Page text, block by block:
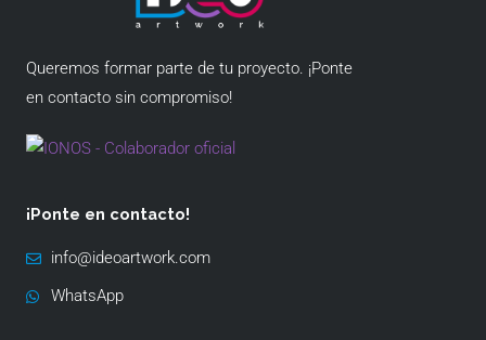
Queremos formar parte de tu proyecto. ¡Ponte
en contacto sin compromiso!
¡Ponte en contacto!
info@ideoartwork.com
WhatsApp